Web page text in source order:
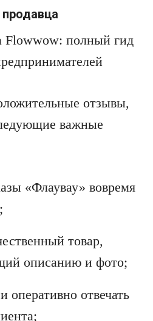
отзывы,
важные
«Флаувау» вовремя
товар,
описанию и фото;
оперативно отвечать